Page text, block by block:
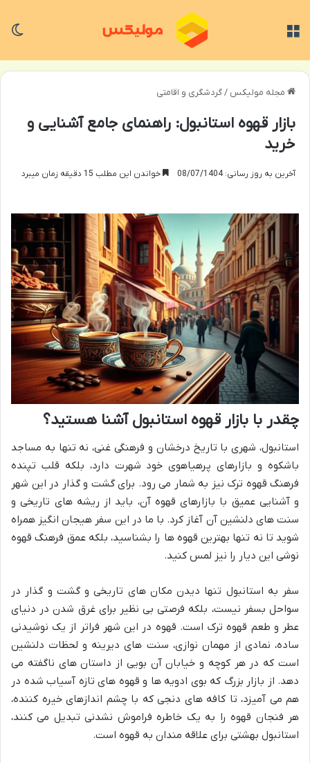
مجله مولیکس /گردشگری و اقامتی
بازار قهوه استانبول: راهنمای جامع آشنایی و
خرید
آخرین به روز رسانی: 08/07/1404 خواندن این مطلب 15 دقیقه زمان میبرد
چقدر با بازار قهوه استانبول آشنا هستید؟
استانبول، شهری با تاریخ درخشان و فرهنگی غنی، نه تنها به مساجد
باشکوه و بازارهای پرهیاهوی خود شهرت دارد، بلکه قلب تپنده
فرهنگ قهوه ترک نیز به شمار می رود. برای گشت و گذار در این شهر
و آشنایی عمیق با بازارهای قهوه آن، باید از ریشه های تاریخی و
سنت های دلنشین آن آغاز کرد. با ما در این سفر هیجان انگیز همراه
شوید تا نه تنها بهترین قهوه ها را بشناسید، بلکه عمق فرهنگ قهوه
نوشی این دیار را نیز لمس کنید.
سفر به استانبول تنها دیدن مکان های تاریخی و گشت و گذار در
سواحل بسفر نیست، بلکه فرصتی بی نظیر برای غرق شدن در دنیای
عطر و طعم قهوه ترک است. قهوه در این شهر فراتر از یک نوشیدنی
ساده، نمادی از مهمان نوازی، سنت های دیرینه و لحظات دلنشین
است که در هر کوچه و خیابان آن بویی از داستان های ناگفته می
دهد. از بازار بزرگ که بوی ادویه ها و قهوه های تازه آسیاب شده در
هم می آمیزد، تا کافه های دنجی که با چشم اندازهای خیره کننده،
هر فنجان قهوه را به یک خاطره فراموش نشدنی تبدیل می کنند،
استانبول بهشتی برای علاقه مندان به قهوه است.